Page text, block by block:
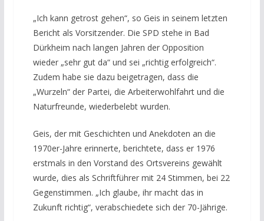
„Ich kann getrost gehen“, so Geis in seinem letzten
Bericht als Vorsitzender. Die SPD stehe in Bad
Dürkheim nach langen Jahren der Opposition
wieder „sehr gut da“ und sei „richtig erfolgreich“.
Zudem habe sie dazu beigetragen, dass die
„Wurzeln“ der Partei, die Arbeiterwohlfahrt und die
Naturfreunde, wiederbelebt wurden.
Geis, der mit Geschichten und Anekdoten an die
1970er-Jahre erinnerte, berichtete, dass er 1976
erstmals in den Vorstand des Ortsvereins gewählt
wurde, dies als Schriftführer mit 24 Stimmen, bei 22
Gegenstimmen. „Ich glaube, ihr macht das in
Zukunft richtig“, verabschiedete sich der 70-Jährige.